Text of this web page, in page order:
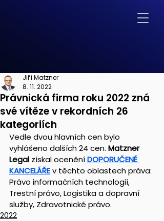
Právnická firma roku 2022 zná
své vítěze v rekordních 26
kategoriích
Jiří Matzner
8. 11. 2022
Vedle dvou hlavních cen bylo
vyhlášeno dalších 24 cen. Matzner
Legal získal ocenění DOPORUČENÉ
KANCELÁŘEv těchto oblastech práva:
Právo informačních technologií,
Trestní právo, Logistika a dopravní
služby, Zdravotnické právo.
2022